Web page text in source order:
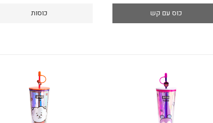
כוס עם קש כוסות